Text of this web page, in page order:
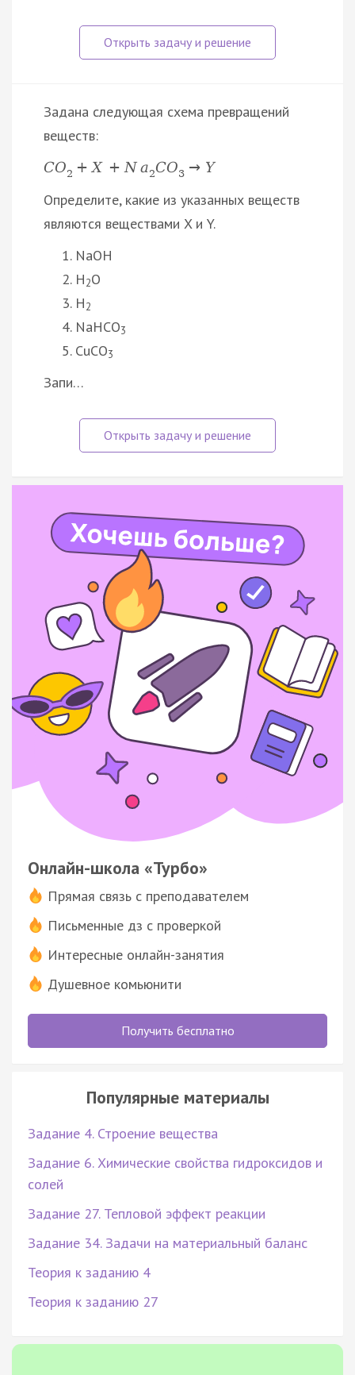
Задана следующая схема превращений
веществ:
CO2 + X + N a2CO3 → Y
Определите, какие из указанных веществ
являются веществами X и Y.
NaOH
H2O
H2
NaHCO3
CuCO3
Запи…
Онлайн-школа «Турбо»
Прямая связь с преподавателем
Письменные дз с проверкой
Интересные онлайн-занятия
Душевное комьюнити
Получить бесплатно
Популярные материалы
Задание 4. Строение вещества
Задание 6. Химические свойства гидроксидов и
солей
Задание 27. Тепловой эффект реакции
Задание 34. Задачи на материальный баланс
Теория к заданию 4
Теория к заданию 27